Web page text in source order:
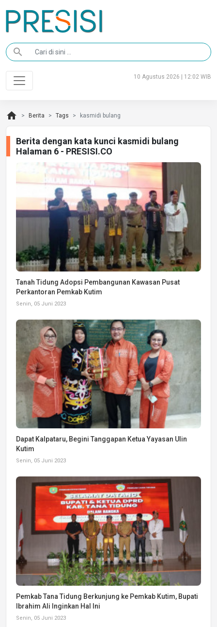
search
10 Agustus 2026 | 12:02 WIB
home Berita Tags kasmidi bulang
Berita dengan kata kunci kasmidi bulang
Halaman 6 - PRESISI.CO
Tanah Tidung Adopsi Pembangunan Kawasan Pusat
Perkantoran Pemkab Kutim
Senin, 05 Juni 2023
Dapat Kalpataru, Begini Tanggapan Ketua Yayasan Ulin
Kutim
Senin, 05 Juni 2023
Pemkab Tana Tidung Berkunjung ke Pemkab Kutim, Bupati
Ibrahim Ali Inginkan Hal Ini
Senin, 05 Juni 2023